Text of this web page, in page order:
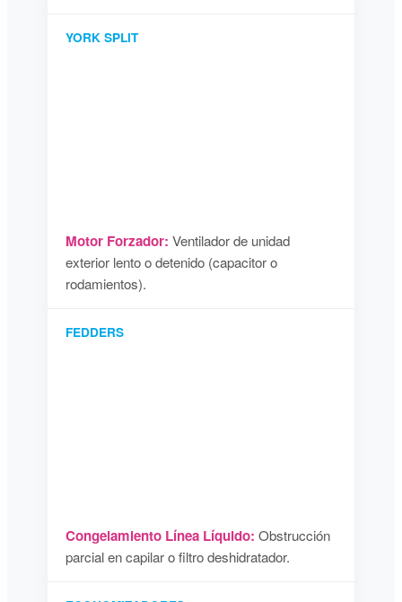
YORK SPLIT
Motor Forzador: Ventilador de unidad
exterior lento o detenido (capacitor o
rodamientos).
FEDDERS
Congelamiento Línea Líquido: Obstrucción
parcial en capilar o filtro deshidratador.